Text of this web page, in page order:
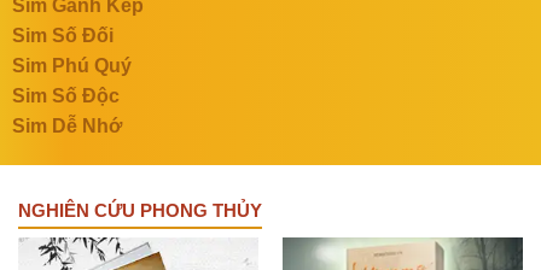
Sim Gánh Kép
Sim Số Đối
Sim Phú Quý
Sim Số Độc
Sim Dễ Nhớ
NGHIÊN CỨU PHONG THỦY